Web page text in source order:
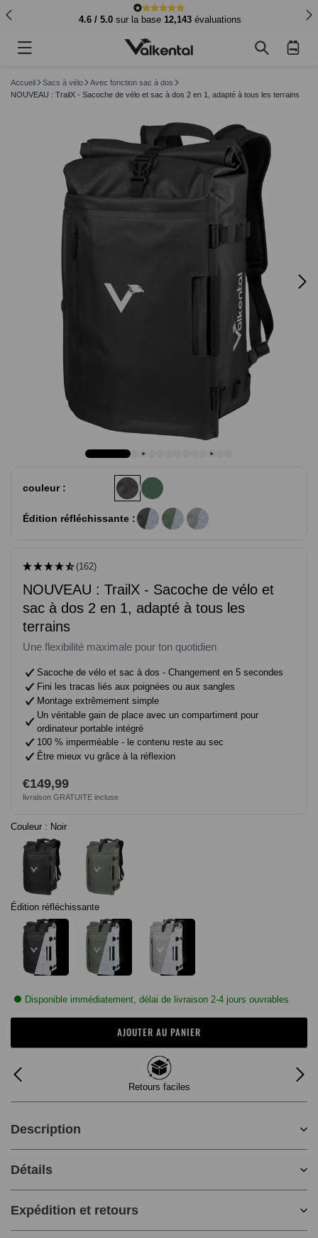
4.6 / 5.0sur la base 12,143évaluations
Panier
d'achat
Accueil Sacs à vélo
Avec fonction sac à dos
NOUVEAU : TrailX - Sacoche de vélo et sac à dos 2 en 1, adapté à tous les terrains
couleur :
Édition réfléchissante :
(162)
NOUVEAU : TrailX - Sacoche de vélo et
sac à dos 2 en 1, adapté à tous les
terrains
Une flexibilité maximale pour ton quotidien
Sacoche de vélo et sac à dos - Changement en 5 secondes
Fini les tracas liés aux poignées ou aux sangles
Montage extrêmement simple
Un véritable gain de place avec un compartiment pour
ordinateur portable intégré
100 % imperméable - le contenu reste au sec
Être mieux vu grâce à la réflexion
Prix
normal
€149,99
livraison GRATUITE incluse
Couleur : Noir
Édition réfléchissante
Disponible immédiatement, délai de livraison 2-4 jours ouvrables
AJOUTER AU PANIER
Retours faciles
Description
Détails
Expédition et retours